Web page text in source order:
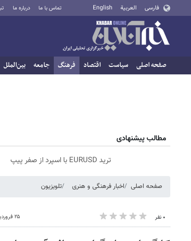
فارسی العربية English تماس با ما درباره ما
صفحه اصلی سیاست اقتصاد فرهنگ جامعه بین‌الملل
مطالب پیشنهادی
ترید EURUSD با اسپرد از صفر پیپ
صفحه اصلی اخبار فرهنگی و هنری تلویزیون
۰ نفر ۲۵ فروردین ۱۳۹۲ - ۱۸:۳۷